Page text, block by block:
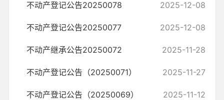
不动产登记公告20250078 2025-12-08
不动产登记公告20250077 2025-12-08
不动产继承公告20250072 2025-11-28
不动产登记公告（20250071） 2025-11-27
不动产登记公告（20250069） 2025-11-12